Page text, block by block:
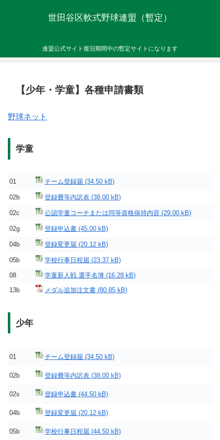
世田谷区軟式野球連盟（暫定）
連盟公式サイト復旧期間中の暫定サイトになります
【少年・学童】各種申請書類
野球ネット
学童
01 チーム登録届
02b 登録費等内訳表
02c 公認学童コーチまたは同等資格保持内容
02g 登録申込書
04b 登録変更届
05b 学校行事日程届
08
学童新人戦 選手名簿
13b
メダル追加注文書
少年
01 チーム登録届
02b 登録費等内訳表
02s 登録申込書
04b 登録変更届
05b 学校行事日程届